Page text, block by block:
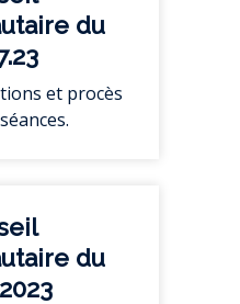
du
et procès
du